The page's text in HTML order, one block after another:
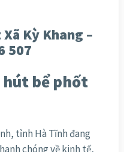
Kỳ Khang –
507
bể phốt
tỉnh Hà Tĩnh đang
chóng về kinh tế,